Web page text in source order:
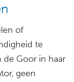
of
te
de Goor in haar
geen